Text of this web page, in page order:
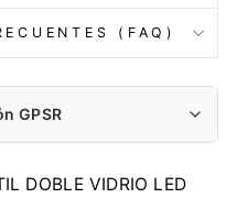
(FAQ)
GPSR
Sp. z o.o.
DOBLE VIDRIO LED